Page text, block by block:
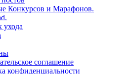
Конкурсов и Марафонов.
ухода
соглашение
конфиденциальности